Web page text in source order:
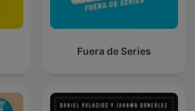
Fuera de Series